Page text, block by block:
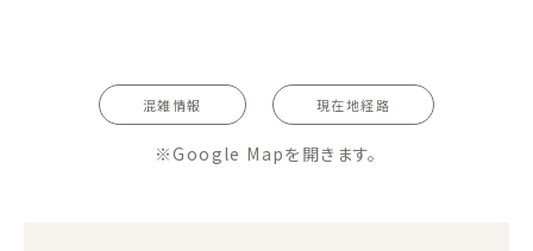
混雑情報 現在地経路
※Google Mapを開きます。